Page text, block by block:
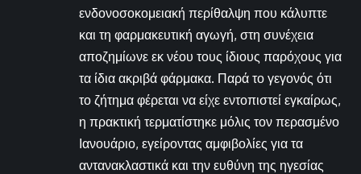
ενδονοσοκομειακή περίθαλψη που κάλυπτε
και τη φαρμακευτική αγωγή, στη συνέχεια
αποζημίωνε εκ νέου τους ίδιους παρόχους για
τα ίδια ακριβά φάρμακα. Παρά το γεγονός ότι
το ζήτημα φέρεται να είχε εντοπιστεί εγκαίρως,
η πρακτική τερματίστηκε μόλις τον περασμένο
Ιανουάριο, εγείροντας αμφιβολίες για τα
αντανακλαστικά και την ευθύνη της ηγεσίας